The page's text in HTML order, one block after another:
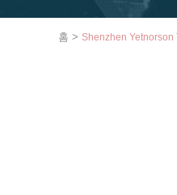
홈 > Shenzhen Yetnorson